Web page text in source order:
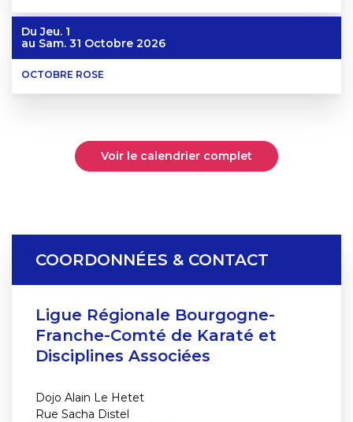
DuJeu. 1
au Sam. 31 Octobre 2026
OCTOBRE ROSE
Voir le calendrier complet
COORDONNÉES & CONTACT
Ligue Régionale Bourgogne-
Franche-Comté de Karaté et
Disciplines Associées
Dojo Alain Le Hetet
Rue Sacha Distel